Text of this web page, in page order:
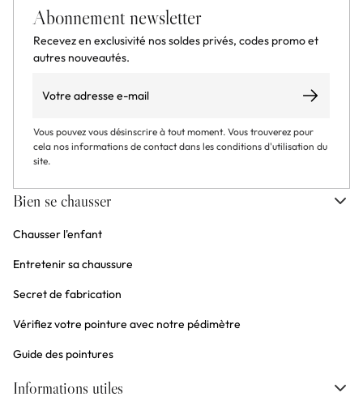
Abonnement newsletter
Recevez en exclusivité nos soldes privés, codes promo et
autres nouveautés.
S’abonner
Vous pouvez vous désinscrire à tout moment. Vous trouverez pour
cela nos informations de contact dans les conditions d'utilisation du
site.
Bien se chausser
Chausser l'enfant
Entretenir sa chaussure
Secret de fabrication
Vérifiez votre pointure avec notre pédimètre
Guide des pointures
Informations utiles